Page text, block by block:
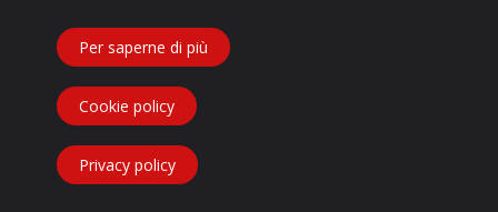
Per saperne di più
Cookie policy
Privacy policy